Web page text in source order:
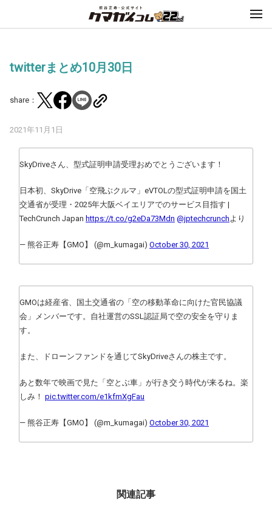
twitterまとめ10月30日
share：
2021年11月1日
SkyDriveさん、型式証明申請受理おめでとうございます！
日本初、SkyDrive「空飛ぶクルマ」eVTOLの型式証明申請を国土
交通省が受理・2025年大阪ベイエリアでのサービス目指す |
TechCrunch Japan https://t.co/g2eDa73Mdn @jptechcrunch より
— 熊谷正寿【GMO】 (@m_kumagai) October 30, 2021
GMOは経産省、国土交通省の「空の移動革命に向けた官民協議
会」メンバーです。自社運営のSSL認証局で空の安全を守りま
す。
また、ドローンファンドを通じてSkyDriveさんの株主です。
あと数年で映画で見た「空とぶ車」が行き交う時代が来るね。楽
しみ！ pic.twitter.com/e1kfmXgFau
— 熊谷正寿【GMO】 (@m_kumagai) October 30, 2021
関連記事